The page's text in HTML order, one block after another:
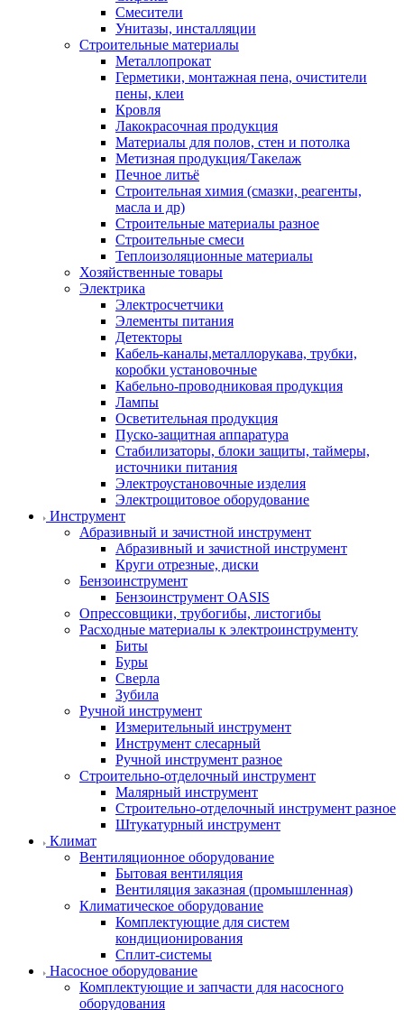
Смесители
Унитазы, инсталляции
Строительные материалы
Металлопрокат
Герметики, монтажная пена, очистители
пены, клеи
Кровля
Лакокрасочная продукция
Материалы для полов, стен и потолка
Метизная продукция/Такелаж
Печное литьё
Строительная химия (смазки, реагенты,
масла и др)
Строительные материалы разное
Строительные смеси
Теплоизоляционные материалы
Хозяйственные товары
Электрика
Электросчетчики
Элементы питания
Детекторы
Кабель-каналы,металлорукава, трубки,
коробки установочные
Кабельно-проводниковая продукция
Лампы
Осветительная продукция
Пуско-защитная аппаратура
Стабилизаторы, блоки защиты, таймеры,
источники питания
Электроустановочные изделия
Электрощитовое оборудование
Инструмент
Абразивный и зачистной инструмент
Абразивный и зачистной инструмент
Круги отрезные, диски
Бензоинструмент
Бензоинструмент OASIS
Опрессовщики, трубогибы, листогибы
Расходные материалы к электроинструменту
Биты
Буры
Сверла
Зубила
Ручной инструмент
Измерительный инструмент
Инструмент слесарный
Ручной инструмент разное
Строительно-отделочный инструмент
Малярный инструмент
Строительно-отделочный инструмент разное
Штукатурный инструмент
Климат
Вентиляционное оборудование
Бытовая вентиляция
Вентиляция заказная (промышленная)
Климатическое оборудование
Комплектующие для систем
кондиционирования
Сплит-системы
Насосное оборудование
Комплектующие и запчасти для насосного
оборудования